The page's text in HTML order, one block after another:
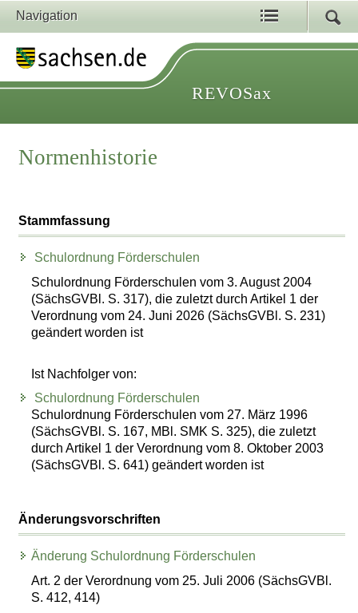
Navigation
REVOSax
Normenhistorie
Stammfassung
Schulordnung Förderschulen
Schulordnung Förderschulen vom 3. August 2004
(SächsGVBl. S. 317), die zuletzt durch Artikel 1 der
Verordnung vom 24. Juni 2026 (SächsGVBl. S. 231)
geändert worden ist
Ist Nachfolger von:
Schulordnung Förderschulen
Schulordnung Förderschulen vom 27. März 1996
(SächsGVBl. S. 167, MBl. SMK S. 325), die zuletzt
durch Artikel 1 der Verordnung vom 8. Oktober 2003
(SächsGVBl. S. 641) geändert worden ist
Änderungsvorschriften
Änderung Schulordnung Förderschulen
Art. 2 der Verordnung vom 25. Juli 2006 (SächsGVBl.
S. 412, 414)